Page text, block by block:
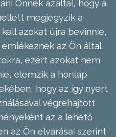
Önnek azáltal, hogy a
megjegyzik a
azokat újra bevinnie,
az Ön által
ezért azokat nem
elemzik a honlap
hogy az így nyert
végrehajtott
az a lehető
az Ön elvárásai szerint